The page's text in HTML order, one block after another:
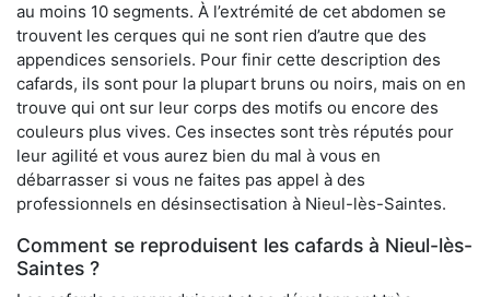
au moins 10 segments. À l’extrémité de cet abdomen se
trouvent les cerques qui ne sont rien d’autre que des
appendices sensoriels. Pour finir cette description des
cafards, ils sont pour la plupart bruns ou noirs, mais on en
trouve qui ont sur leur corps des motifs ou encore des
couleurs plus vives. Ces insectes sont très réputés pour
leur agilité et vous aurez bien du mal à vous en
débarrasser si vous ne faites pas appel à des
professionnels en désinsectisation à Nieul-lès-Saintes.
Comment se reproduisent les cafards à Nieul-lès-
Saintes ?